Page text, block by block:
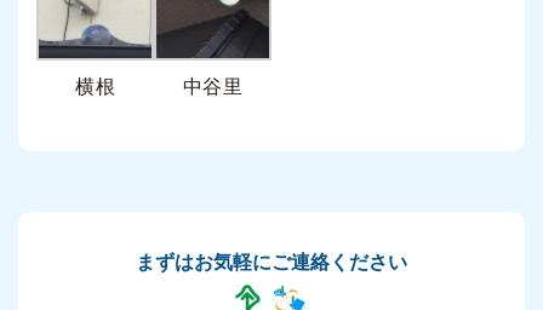
横根 中谷里
まずはお気軽にご連絡ください